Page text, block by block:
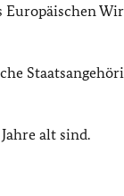
Europäischen
alt sind.